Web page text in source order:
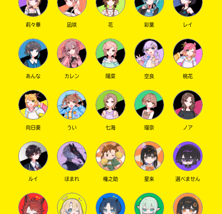
莉々華 凪咲 花 彩葉 レイ
あんな カレン 陽菜 空良 桃花
向日葵 うい 七海 瑠奈 ノア
ルイ ほまれ 権之助 星来 選べません